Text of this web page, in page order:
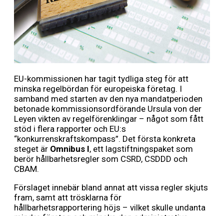
EU-kommissionen har tagit tydliga steg för att
minska regelbördan för europeiska företag. I
samband med starten av den nya mandatperioden
betonade kommissionsordförande Ursula von der
Leyen vikten av regelförenklingar – något som fått
stöd i flera rapporter och EU:s
“konkurrenskraftskompass”. Det första konkreta
steget är Omnibus I, ett lagstiftningspaket som
berör hållbarhetsregler som CSRD, CSDDD och
CBAM.
Förslaget innebär bland annat att vissa regler skjuts
fram, samt att trösklarna för
hållbarhetsrapportering höjs – vilket skulle undanta